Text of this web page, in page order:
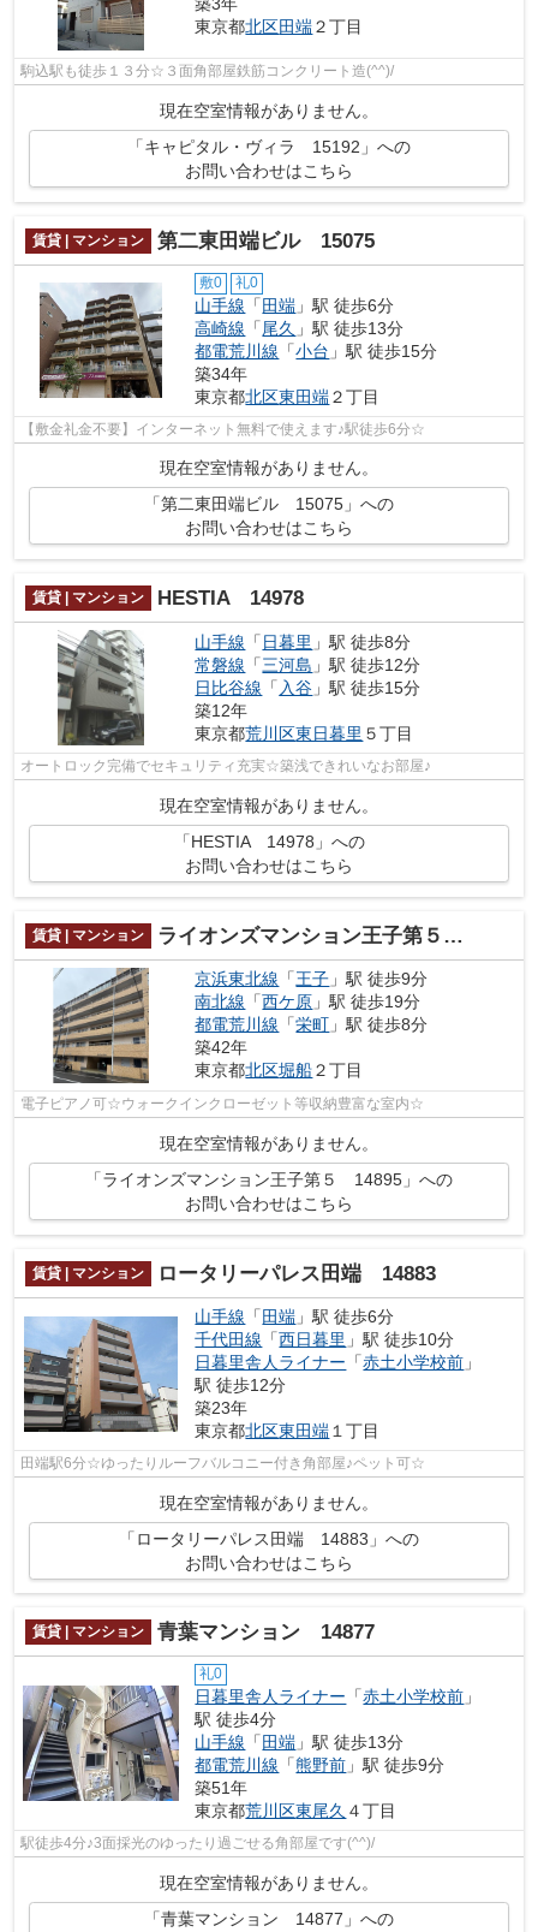
東京都北区田端２丁目
駒込駅も徒歩１３分☆３面角部屋鉄筋コンクリート造(^^)/
現在空室情報がありません。
「キャピタル・ヴィラ 15192」への
お問い合わせはこちら
賃貸 | マンション 第二東田端ビル 15075
敷0 礼0
山手線 「田端 」駅 徒歩6分
高崎線 「尾久 」駅 徒歩13分
都電荒川線 「小台 」駅 徒歩15分
築34年
東京都北区東田端２丁目
【敷金礼金不要】インターネット無料で使えます♪駅徒歩6分☆
現在空室情報がありません。
「第二東田端ビル 15075」への
お問い合わせはこちら
賃貸 | マンション HESTIA 14978
山手線 「 日暮里 」駅 徒歩8分
常磐線 「三河島 」駅 徒歩12分
日比谷線 「 入谷 」駅 徒歩15分
築12年
東京都荒川区東日暮里 ５丁目
オートロック完備でセキュリティ充実☆築浅できれいなお部屋♪
現在空室情報がありません。
「HESTIA 14978」への
お問い合わせはこちら
賃貸 | マンション ライオンズマンション王子第５ 14895
京浜東北線 「王子 」駅 徒歩9分
南北線 「西ケ原 」駅 徒歩19分
都電荒川線 「栄町 」駅 徒歩8分
築42年
東京都北区堀船２丁目
電子ピアノ可☆ウォークインクローゼット等収納豊富な室内☆
現在空室情報がありません。
「ライオンズマンション王子第５ 14895」への
お問い合わせはこちら
賃貸 | マンション ロータリーパレス田端 14883
山手線 「 田端 」駅 徒歩6分
千代田線 「西日暮里 」駅 徒歩10分
日暮里舎人ライナー 「赤土小学校前 」
駅 徒歩12分
築23年
東京都北区東田端 １丁目
田端駅6分☆ゆったりルーフバルコニー付き角部屋♪ペット可☆
現在空室情報がありません。
「ロータリーパレス田端 14883」への
お問い合わせはこちら
賃貸 | マンション 青葉マンション 14877
礼0
日暮里舎人ライナー 「赤土小学校前 」
駅 徒歩4分
山手線 「 田端 」駅 徒歩13分
都電荒川線 「熊野前 」駅 徒歩9分
築51年
東京都荒川区東尾久 ４丁目
駅徒歩4分♪3面採光のゆったり過ごせる角部屋です(^^)/
現在空室情報がありません。
「青葉マンション 14877」への